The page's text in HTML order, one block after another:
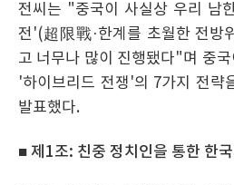
전씨는 "중국이 사실상 우리 남
전'(超限戰·한계를 초월한 전방
고 너무나 많이 진행됐다"며 중
'하이브리드 전쟁'의 7가지 전략
발표했다.
■ 제1조: 친중 정치인을 통한 한